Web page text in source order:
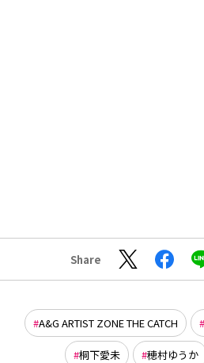
Share
A&G ARTIST ZONE THE CATCH
桐下愛未 穂村ゆうか